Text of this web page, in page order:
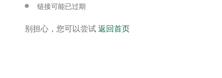
链接可能已过期
别担心，您可以尝试返回首页